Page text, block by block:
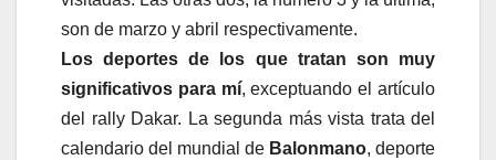
son de marzo y abril respectivamente.
Los deportes de los que tratan son muy
significativos para mí, exceptuando el artículo
del rally Dakar. La segunda más vista trata del
calendario del mundial de Balonmano, deporte